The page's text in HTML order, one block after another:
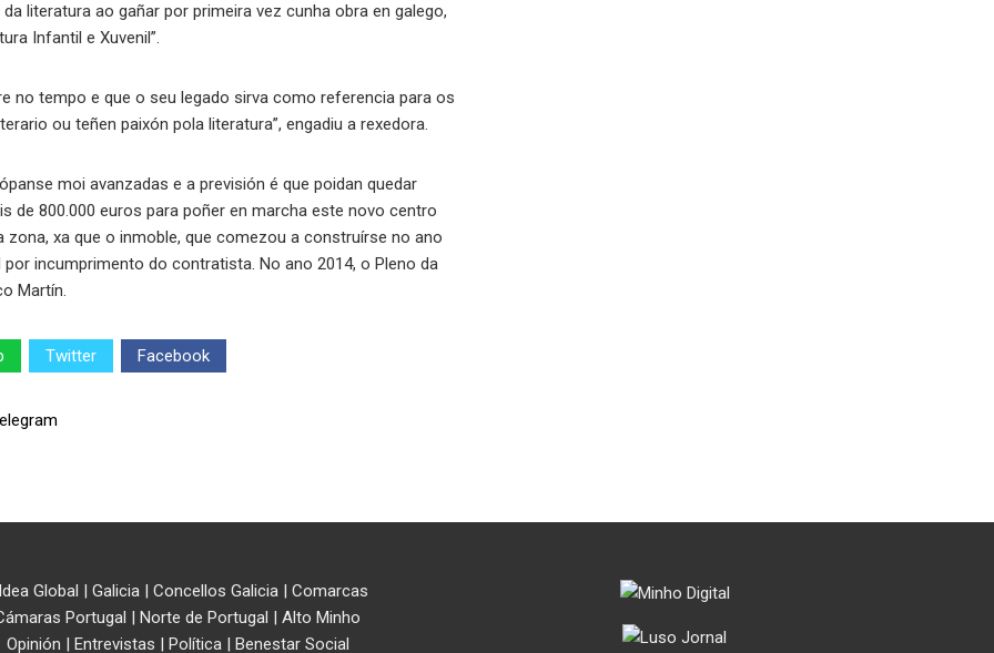
literatura ao gañar por primeira vez cunha obra en galego,
Infantil e Xuvenil”.
no tempo e que o seu legado sirva como referencia para os
ou teñen paixón pola literatura”, engadiu a rexedora.
moi avanzadas e a previsión é que poidan quedar
de 800.000 euros para poñer en marcha este novo centro
xa que o inmoble, que comezou a construírse no ano
incumprimento do contratista. No ano 2014, o Pleno da
Martín.
Twitter Facebook
Global Galicia| Concellos Galicia| Comarcas
Portugal
Norte de Portugal
Alto Minho
Opinión
Entrevistas Política| Benestar Social